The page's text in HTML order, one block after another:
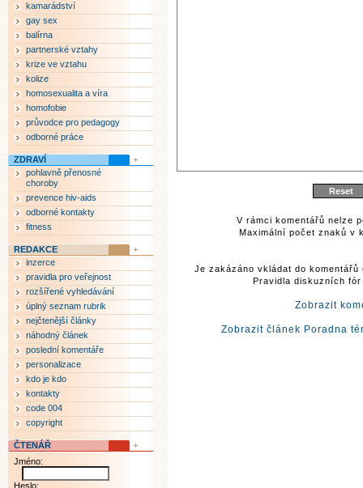
V rámci komentářů nelze
Maximální počet znaků v
Je zakázáno vkládat do
Pravidla diskuzních
Zobrazit
Zobrazit článek Poradna
kamarádství
gay sex
balírna
partnerské vztahy
krize ve vztahu
kolize
homosexualita a víra
homofobie
průvodce pro pedagogy
odborné práce
ZDRAVÍ
pohlavně přenosné
choroby
prevence hiv-aids
odborné kontakty
fitness
REDAKCE
inzerce
pravidla pro veřejnost
rozšířené vyhledávání
úplný seznam rubrik
nejčtenější články
náhodný článek
poslední komentáře
personalizace
kdo je kdo
kontakty
code 004
copyright
ČTENÁŘ
Jméno:
Heslo: